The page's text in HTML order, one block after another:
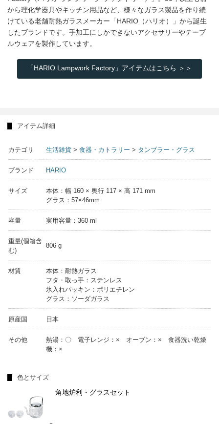
から理化学器具やキッチン用品など、様々なガラス製品を作り続
けている老舗耐熱ガラスメーカー「HARIO（ハリオ）」から誕生
したブランドです。手加工にしかできないアクセサリーやテーブ
ルウェアを製作しています。
「HARIO Lampwork Factory」アイテムはこちら ＞＞
アイテム詳細
カテゴリ 生活雑貨 > 食器・カトラリー > タンブラー・グラス
ブランド HARIO
サイズ
本体：幅 160 × 奥行 117 × 高 171 mm
グラス：57×46mm
容量 実用容量：360 ml
重量(個箱含
む)
806 g
材質
本体：耐熱ガラス
フタ・取っ手：ステンレス
氷入れパッキン：ポリエチレン
グラス：ソーダガラス
原産国 日本
その他
熱湯：〇 電子レンジ：× オーブン：× 食器洗い乾燥
機：×
色とサイズ
角地炉利・グラスセット